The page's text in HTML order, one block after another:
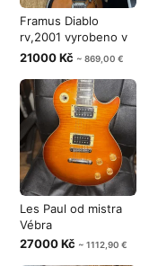
Framus Diablo
rv,2001 vyrobeno v
SRN
21000 Kč ~ 869,00 €
Les Paul od mistra
Vébra
27000 Kč ~ 1112,90 €